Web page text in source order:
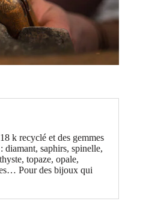
k recyclé et des gemmes
diamant, saphirs, spinelle,
topaze, opale,
Pour des bijoux qui